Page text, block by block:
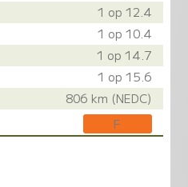
1 op 12.4
1 op 10.4
1 op 14.7
1 op 15.6
806 km (NEDC)
F